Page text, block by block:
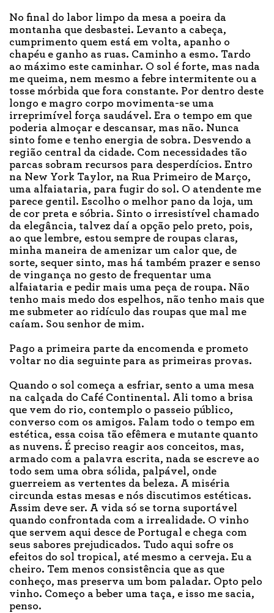
No final do labor limpo da mesa a poeira da
montanha que desbastei. Levanto a cabeça,
cumprimento quem está em volta, apanho o
chapéu e ganho as ruas. Caminho a esmo. Tardo
ao máximo este caminhar. O sol é forte, mas nada
me queima, nem mesmo a febre intermitente ou a
tosse mórbida que fora constante. Por dentro deste
longo e magro corpo movimenta-se uma
irreprimível força saudável. Era o tempo em que
poderia almoçar e descansar, mas não. Nunca
sinto fome e tenho energia de sobra. Desvendo a
região central da cidade. Com necessidades tão
parcas sobram recursos para desperdícios. Entro
na New York Taylor, na Rua Primeiro de Março,
uma alfaiataria, para fugir do sol. O atendente me
parece gentil. Escolho o melhor pano da loja, um
de cor preta e sóbria. Sinto o irresistível chamado
da elegância, talvez daí a opção pelo preto, pois,
ao que lembre, estou sempre de roupas claras,
minha maneira de amenizar um calor que, de
sorte, sequer sinto, mas há também prazer e senso
de vingança no gesto de frequentar uma
alfaiataria e pedir mais uma peça de roupa. Não
tenho mais medo dos espelhos, não tenho mais que
me submeter ao ridículo das roupas que mal me
caíam. Sou senhor de mim.
Pago a primeira parte da encomenda e prometo
voltar no dia seguinte para as primeiras provas.
Quando o sol começa a esfriar, sento a uma mesa
na calçada do Café Continental. Ali tomo a brisa
que vem do rio, contemplo o passeio público,
converso com os amigos. Falam todo o tempo em
estética, essa coisa tão efêmera e mutante quanto
as nuvens. É preciso reagir aos conceitos, mas,
armado com a palavra escrita, nada se escreve ao
todo sem uma obra sólida, palpável, onde
guerreiem as vertentes da beleza. A miséria
circunda estas mesas e nós discutimos estéticas.
Assim deve ser. A vida só se torna suportável
quando confrontada com a irrealidade. O vinho
que servem aqui desce de Portugal e chega com
seus sabores prejudicados. Tudo aqui sofre os
efeitos do sol tropical, até mesmo a cerveja. Eu a
cheiro. Tem menos consistência que as que
conheço, mas preserva um bom paladar. Opto pelo
vinho. Começo a beber uma taça, e isso me sacia,
penso.